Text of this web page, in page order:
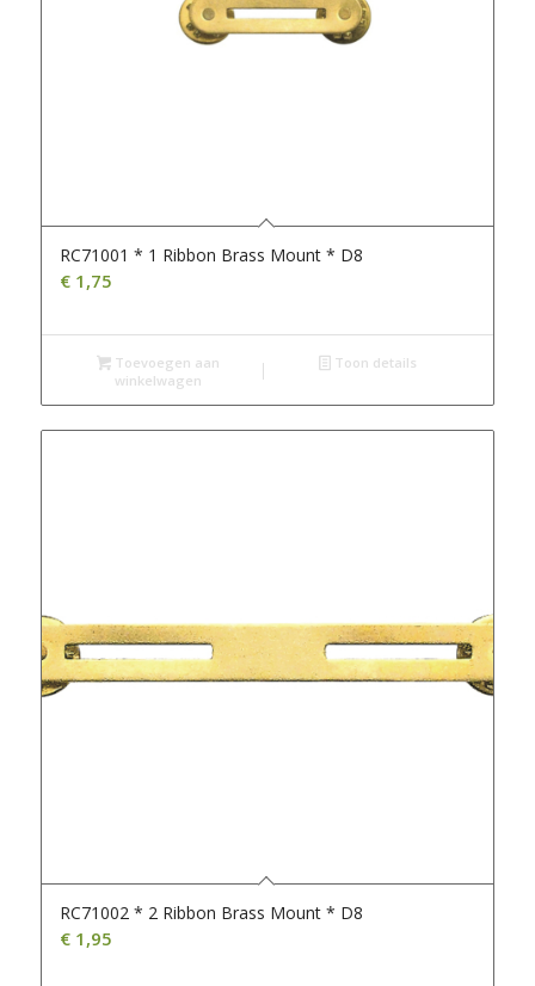
RC71001 * 1 Ribbon Brass Mount * D8
€1,75
Toevoegen aan
winkelwagen
Toon details
RC71002 * 2 Ribbon Brass Mount * D8
€1,95